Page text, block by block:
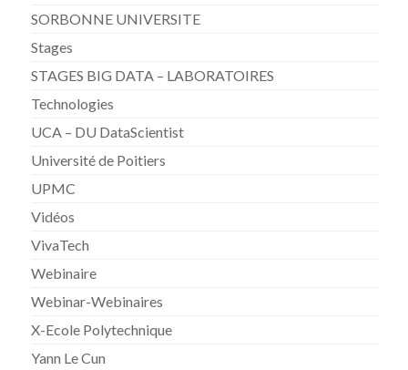
SORBONNE UNIVERSITE
Stages
STAGES BIG DATA – LABORATOIRES
Technologies
UCA – DU DataScientist
Université de Poitiers
UPMC
Vidéos
VivaTech
Webinaire
Webinar-Webinaires
X-Ecole Polytechnique
Yann Le Cun